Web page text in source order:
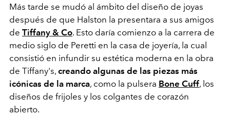
Más tarde se mudó al ámbito del diseño de joyas
después de que Halston la presentara a sus amigos
de Tiffany & Co. Esto daría comienzo a la carrera de
medio siglo de Peretti en la casa de joyería, la cual
consistió en infundir su estética moderna en la obra
de Tiffany's, creando algunas de las piezas más
icónicas de la marca, como la pulsera Bone Cuff, los
diseños de frijoles y los colgantes de corazón
abierto.